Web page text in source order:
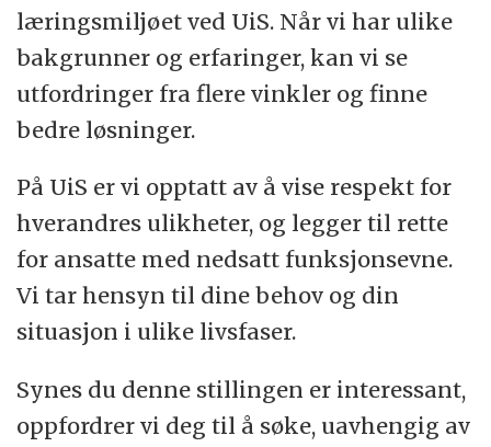
læringsmiljøet ved UiS. Når vi har ulike
bakgrunner og erfaringer, kan vi se
utfordringer fra flere vinkler og finne
bedre løsninger.
På UiS er vi opptatt av å vise respekt for
hverandres ulikheter, og legger til rette
for ansatte med nedsatt funksjonsevne.
Vi tar hensyn til dine behov og din
situasjon i ulike livsfaser.
Synes du denne stillingen er interessant,
oppfordrer vi deg til å søke, uavhengig av